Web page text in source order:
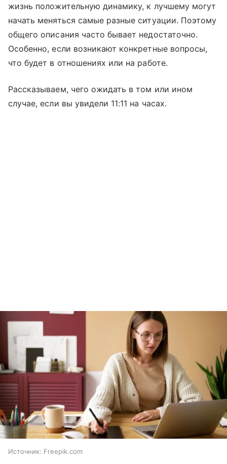
жизнь положительную динамику, к лучшему могут
начать меняться самые разные ситуации. Поэтому
общего описания часто бывает недостаточно.
Особенно, если возникают конкретные вопросы,
что будет в отношениях или на работе.
Рассказываем, чего ожидать в том или ином
случае, если вы увидели 11:11 на часах.
Источник: Freepik.com